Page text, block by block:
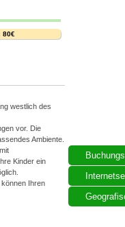
80€
westlich des
vor. Die
Ambiente.
Kinder ein
Ihren